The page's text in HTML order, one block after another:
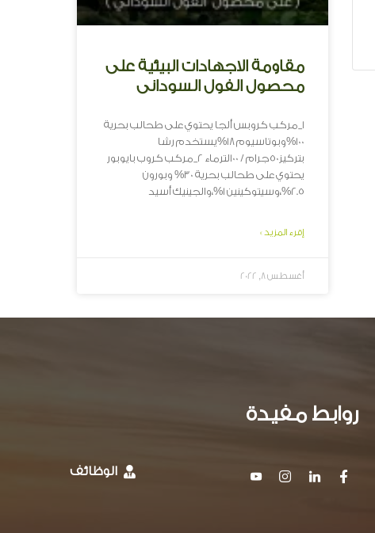
مقاومة الاجهادات البيئية على
محصول الفول السودانى
1_مركب كروبس ألجا يحتوي على طحالب بحرية
100%وبوتاسيوم 18%يستخدم رشا
بتركيز50جرام / 100لترماء 2_مركب كروب بايوبور
يحتوي على طحالب بحرية 30% وبورون
2.5%،وسيتوكينين 1%،والجينيك أسيد
إقرء المزيد »
أغسطس 8, 2022
روابط مفيدة
الوظائف